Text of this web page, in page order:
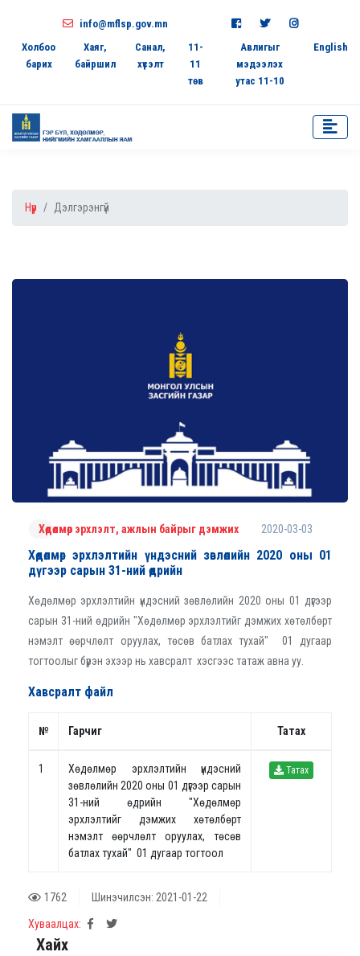
info@mflsp.gov.mn
Холбоо
барих
Хаяг,
байршил
Санал,
хүсэлт
11-
11
төв
Авлигыг
мэдээлэх
утас 11-10
English
Нүүр Дэлгэрэнгүй
Хөдөлмөр эрхлэлт, ажлын байрыг дэмжих 2020-03-03
Хөдөлмөр эрхлэлтийн үндэсний зөвлөлийн 2020 оны 01
дүгээр сарын 31-ний өдрийн
Хөдөлмөр эрхлэлтийн үндэсний зөвлөлийн 2020 оны 01 дүгээр
сарын 31-ний өдрийн "Хөдөлмөр эрхлэлтийг дэмжих хөтөлбөрт
нэмэлт өөрчлөлт оруулах, төсөв батлах тухай" 01 дугаар
тогтоолыг бүрэн эхээр нь хавсралт хэсгээс татаж авна уу.
Хавсралт файл
№ Гарчиг Татах
1
Хөдөлмөр эрхлэлтийн үндэсний
зөвлөлийн 2020 оны 01 дүгээр сарын
31-ний өдрийн "Хөдөлмөр
эрхлэлтийг дэмжих хөтөлбөрт
нэмэлт өөрчлөлт оруулах, төсөв
батлах тухай" 01 дугаар тогтоол
Татах
1762 Шинэчилсэн: 2021-01-22
Хуваалцах:
Хайх